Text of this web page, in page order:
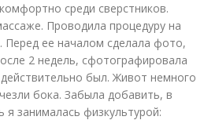
среди сверстников.
Проводила процедуру на
Перед ее началом сделала фото,
2 недель, сфотографировала
был. Живот немного
бока. Забыла добавить, в
я занималась физкультурой: